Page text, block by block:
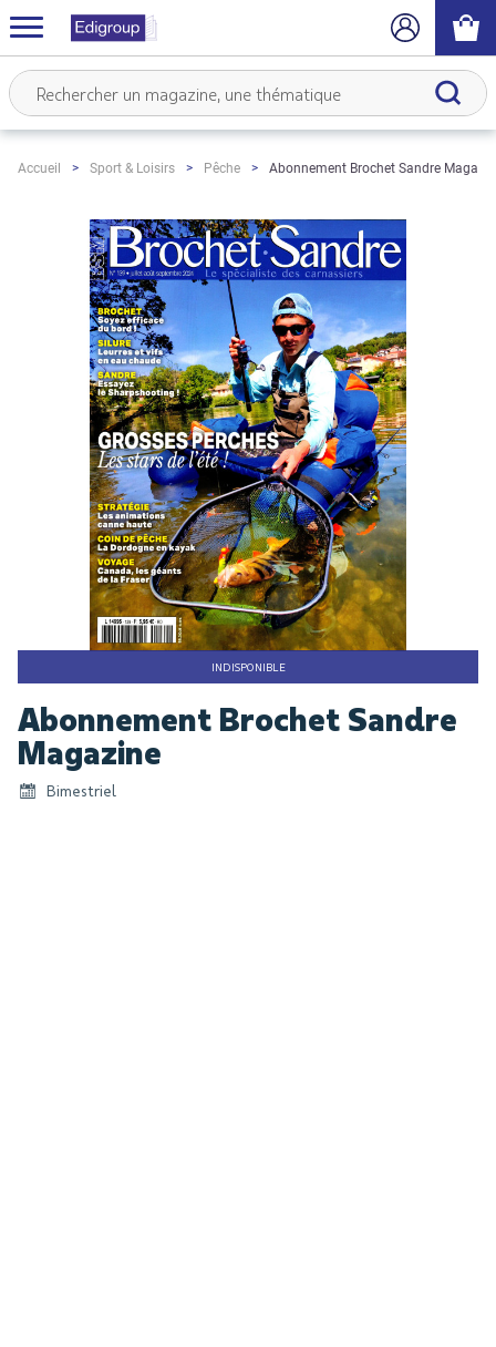
Accueil Sport & Loisirs Pêche Abonnement Brochet Sandre
INDISPONIBLE
Skip
to
the
beginning
of
Abonnement Brochet Sandre
Magazine
Bimestriel